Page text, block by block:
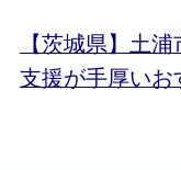
【茨城県】土
支援が手厚いお